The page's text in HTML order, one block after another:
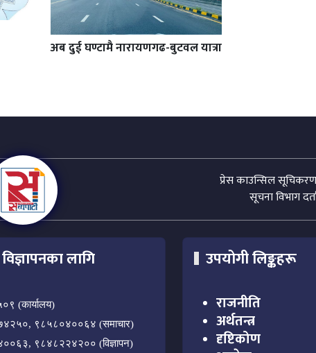
अब दुई घण्टामै नारायणगढ-बुटवल यात्रा
प्रेस काउन्सिल
सूचना विभाग
लागि
(कार्यालय)
९८५८०४००६४ (समाचार)
९८४८२२४२०० (विज्ञापन)
उपयोगी लिङ्कहरू
राजनीति
अर्थतन्त्र
दृष्टिकोण